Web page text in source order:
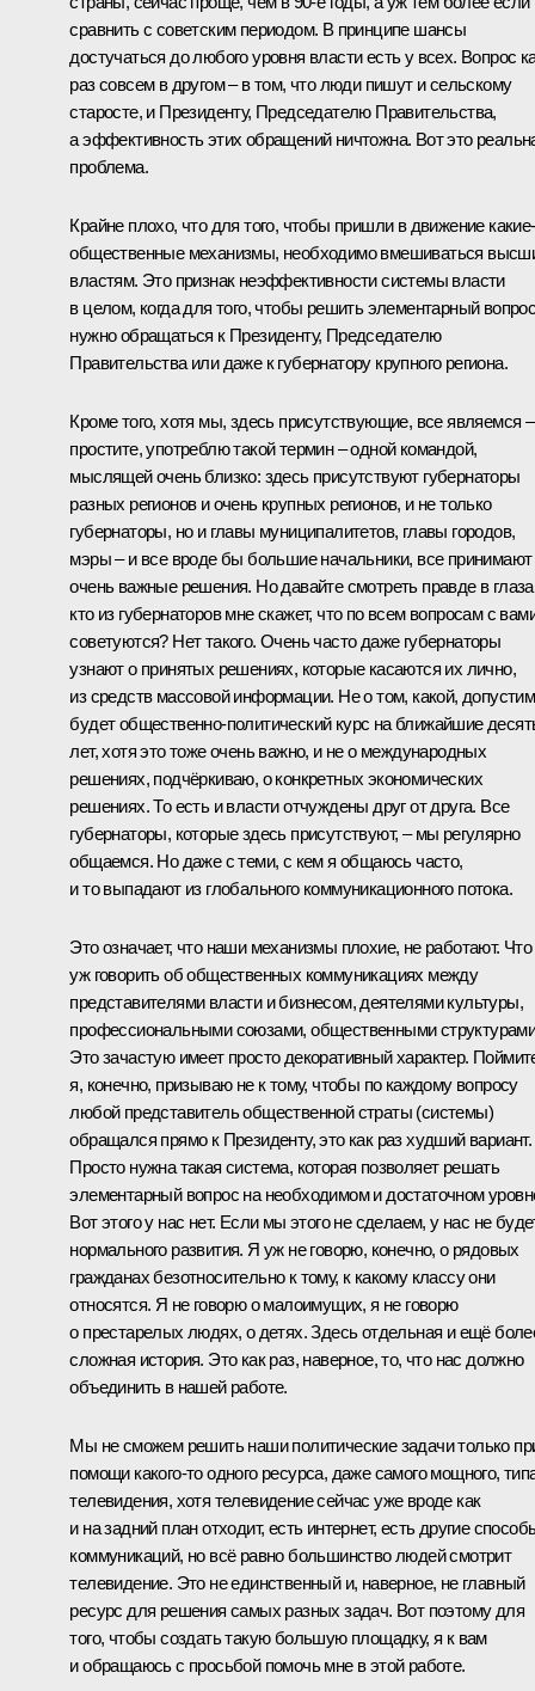
сравнить с советским периодом. В принципе шансы
достучаться до любого уровня власти есть у всех. Вопрос
раз совсем в другом – в том, что люди пишут и сельскому
старосте, и Президенту, Председателю Правительства,
а эффективность этих обращений ничтожна. Вот это
проблема.
Крайне плохо, что для того, чтобы пришли в движение
общественные механизмы, необходимо вмешиваться
властям. Это признак неэффективности системы власти
в целом, когда для того, чтобы решить элементарный
нужно обращаться к Президенту, Председателю
Правительства или даже к губернатору крупного региона.
Кроме того, хотя мы, здесь присутствующие, все являемся –
простите, употреблю такой термин – одной командой,
мыслящей очень близко: здесь присутствуют губернаторы
разных регионов и очень крупных регионов, и не только
губернаторы, но и главы муниципалитетов, главы городов,
мэры – и все вроде бы большие начальники, все принимают
очень важные решения. Но давайте смотреть правде в
кто из губернаторов мне скажет, что по всем вопросам с
советуются? Нет такого. Очень часто даже губернаторы
узнают о принятых решениях, которые касаются их лично,
из средств массовой информации. Не о том, какой,
будет общественно-политический курс на ближайшие
лет, хотя это тоже очень важно, и не о международных
решениях, подчёркиваю, о конкретных экономических
решениях. То есть и власти отчуждены друг от друга. Все
губернаторы, которые здесь присутствуют, – мы регулярно
общаемся. Но даже с теми, с кем я общаюсь часто,
и то выпадают из глобального коммуникационного потока.
Это означает, что наши механизмы плохие, не работают. Что
уж говорить об общественных коммуникациях между
представителями власти и бизнесом, деятелями культуры,
профессиональными союзами, общественными
Это зачастую имеет просто декоративный характер.
я, конечно, призываю не к тому, чтобы по каждому вопросу
любой представитель общественной страты (системы)
обращался прямо к Президенту, это как раз худший вариант.
Просто нужна такая система, которая позволяет решать
элементарный вопрос на необходимом и достаточном
Вот этого у нас нет. Если мы этого не сделаем, у нас не
нормального развития. Я уж не говорю, конечно, о рядовых
гражданах безотносительно к тому, к какому классу они
относятся. Я не говорю о малоимущих, я не говорю
о престарелых людях, о детях. Здесь отдельная и ещё
сложная история. Это как раз, наверное, то, что нас должно
объединить в нашей работе.
Мы не сможем решить наши политические задачи только
помощи какого‑то одного ресурса, даже самого мощного,
телевидения, хотя телевидение сейчас уже вроде как
и на задний план отходит, есть интернет, есть другие
коммуникаций, но всё равно большинство людей смотрит
телевидение. Это не единственный и, наверное, не главный
ресурс для решения самых разных задач. Вот поэтому для
того, чтобы создать такую большую площадку, я к вам
и обращаюсь с просьбой помочь мне в этой работе.